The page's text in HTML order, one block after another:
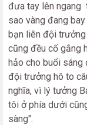
đưa tay lên ngang
sao vàng đang
bạn liên đội trưởng
cũng đều cố gắng
hảo cho buổi sáng
đội trưởng hô to
nghĩa, vì lý tưởng
tôi ở phía dưới
sàng".